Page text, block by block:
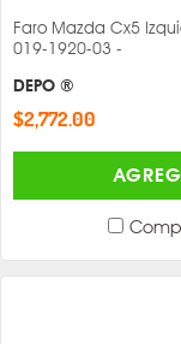
Faro Mazda Cx5
019-1920-03 -
DEPO ®
$2,772.00